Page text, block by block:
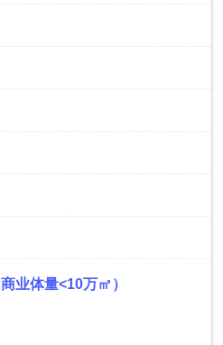
业体量<10万㎡）